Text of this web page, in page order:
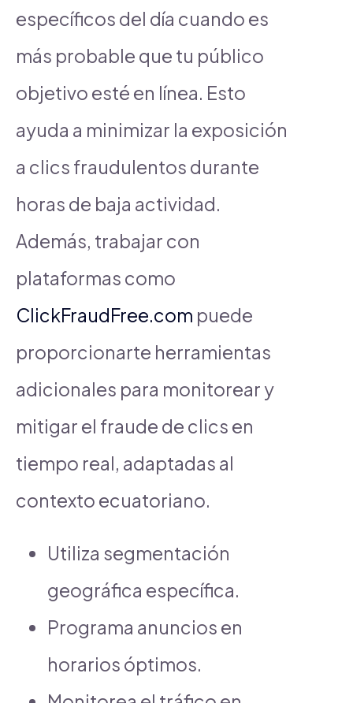
específicos del día cuando es
más probable que tu público
objetivo esté en línea. Esto
ayuda a minimizar la exposición
a clics fraudulentos durante
horas de baja actividad.
Además, trabajar con
plataformas como
ClickFraudFree.com puede
proporcionarte herramientas
adicionales para monitorear y
mitigar el fraude de clics en
tiempo real, adaptadas al
contexto ecuatoriano.
Utiliza segmentación
geográfica específica.
Programa anuncios en
horarios óptimos.